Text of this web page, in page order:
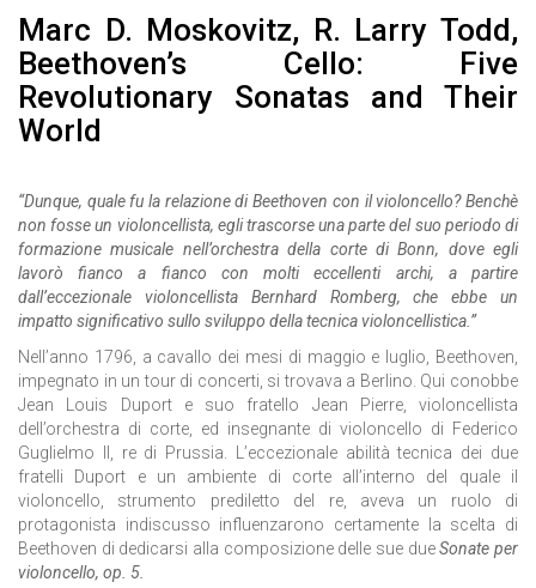
Marc D. Moskovitz, R. Larry Todd,
Beethoven’s Cello: Five
Revolutionary Sonatas and Their
World
“Dunque, quale fu la relazione di Beethoven con il violoncello? Benchè
non fosse un violoncellista, egli trascorse una parte del suo periodo di
formazione musicale nell’orchestra della corte di Bonn, dove egli
lavorò fianco a fianco con molti eccellenti archi, a partire
dall’eccezionale violoncellista Bernhard Romberg, che ebbe un
impatto significativo sullo sviluppo della tecnica violoncellistica.”
Nell’anno 1796, a cavallo dei mesi di maggio e luglio, Beethoven,
impegnato in un tour di concerti, si trovava a Berlino. Qui conobbe
Jean Louis Duport e suo fratello Jean Pierre, violoncellista
dell’orchestra di corte, ed insegnante di violoncello di Federico
Guglielmo II, re di Prussia. L’eccezionale abilità tecnica dei due
fratelli Duport e un ambiente di corte all’interno del quale il
violoncello, strumento prediletto del re, aveva un ruolo di
protagonista indiscusso influenzarono certamente la scelta di
Beethoven di dedicarsi alla composizione delle sue dueSonate per
violoncello, op. 5.